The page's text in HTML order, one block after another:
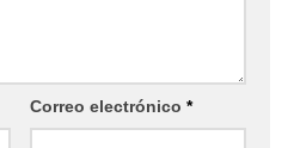
Correo electrónico *